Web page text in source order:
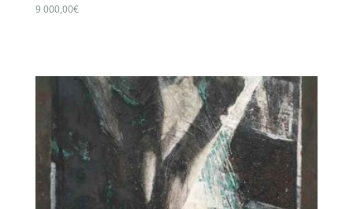
9 000,00€